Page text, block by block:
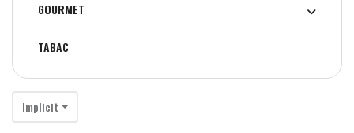
GOURMET
TABAC
Implicit